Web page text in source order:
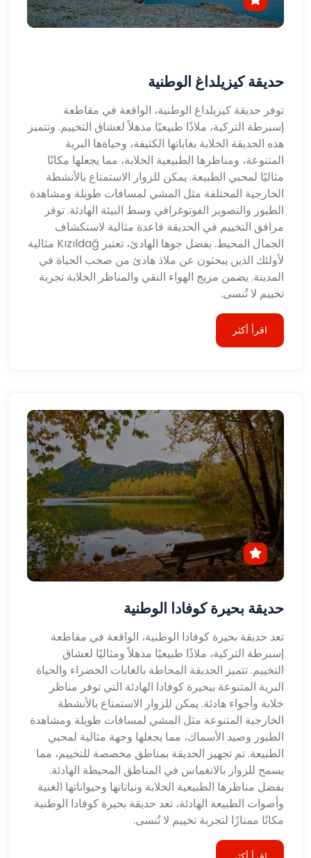
حديقة كيزيلداغ الوطنية
توفر حديقة كيزيلداغ الوطنية، الواقعة في مقاطعة
إسبرطة التركية، ملاذًا طبيعيًا مذهلاً لعشاق التخييم. وتتميز
هذه الحديقة الخلابة بغاباتها الكثيفة، وحياةها البرية
المتنوعة، ومناظرها الطبيعية الخلابة، مما يجعلها مكانًا
مثاليًا لمحبي الطبيعة. يمكن للزوار الاستمتاع بالأنشطة
الخارجية المختلفة مثل المشي لمسافات طويلة ومشاهدة
الطيور والتصوير الفوتوغرافي وسط البيئة الهادئة. توفر
مرافق التخييم في الحديقة قاعدة مثالية لاستكشاف
الجمال المحيط. بفضل جوها الهادئ، تعتبر Kızıldağ مثالية
لأولئك الذين يبحثون عن ملاذ هادئ من صخب الحياة في
المدينة. يضمن مزيج الهواء النقي والمناظر الخلابة تجربة
تخييم لا تُنسى.
اقرأ أكثر
حديقة بحيرة كوفادا الوطنية
تعد حديقة بحيرة كوفادا الوطنية، الواقعة في مقاطعة
إسبرطة التركية، ملاذًا طبيعيًا مذهلاً ومثاليًا لعشاق
التخييم. تتميز الحديقة المحاطة بالغابات الخضراء والحياة
البرية المتنوعة ببحيرة كوفادا الهادئة التي توفر مناظر
خلابة وأجواء هادئة. يمكن للزوار الاستمتاع بالأنشطة
الخارجية المتنوعة مثل المشي لمسافات طويلة ومشاهدة
الطيور وصيد الأسماك، مما يجعلها وجهة مثالية لمحبي
الطبيعة. تم تجهيز الحديقة بمناطق مخصصة للتخييم، مما
يسمح للزوار بالانغماس في المناطق المحيطة الهادئة.
بفضل مناظرها الطبيعية الخلابة ونباتاتها وحيواناتها الغنية
وأصوات الطبيعة الهادئة، تعد حديقة بحيرة كوفادا الوطنية
مكانًا ممتازًا لتجربة تخييم لا تُنسى.